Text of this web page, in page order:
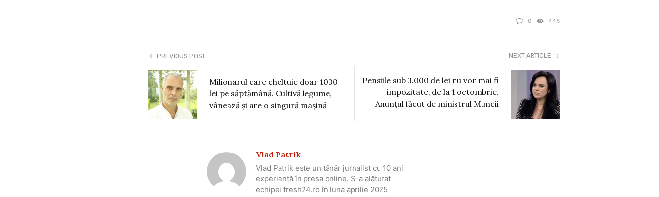
0 445
PREVIOUS POST
Milionarul care cheltuie doar 1000
lei pe săptămână. Cultivă legume,
vânează și are o singură mașină
NEXT ARTICLE
Pensiile sub 3.000 de lei nu vor mai fi
impozitate, de la 1 octombrie.
Anunțul făcut de ministrul Muncii
Vlad Patrik
Vlad Patrik este un tânăr jurnalist cu 10 ani
experiență în presa online. S-a alăturat
echipei fresh24.ro în luna aprilie 2025